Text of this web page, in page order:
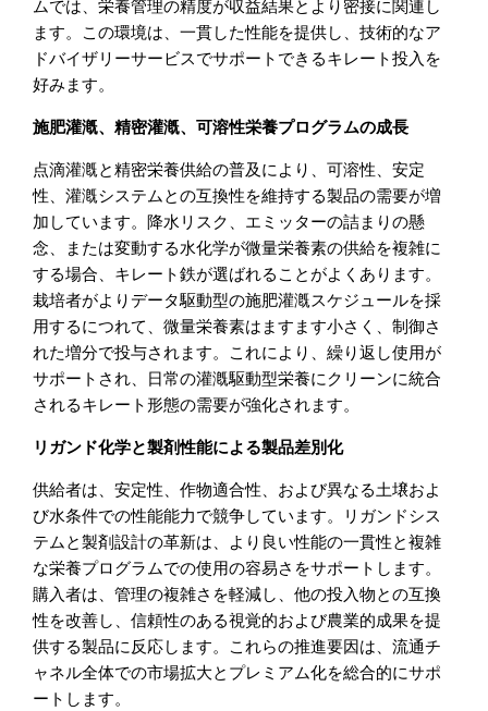
ムでは、栄養管理の精度が収益結果とより密接に関連し
ます。この環境は、一貫した性能を提供し、技術的なア
ドバイザリーサービスでサポートできるキレート投入を
好みます。
施肥灌漑、精密灌漑、可溶性栄養プログラムの成長
点滴灌漑と精密栄養供給の普及により、可溶性、安定
性、灌漑システムとの互換性を維持する製品の需要が増
加しています。降水リスク、エミッターの詰まりの懸
念、または変動する水化学が微量栄養素の供給を複雑に
する場合、キレート鉄が選ばれることがよくあります。
栽培者がよりデータ駆動型の施肥灌漑スケジュールを採
用するにつれて、微量栄養素はますます小さく、制御さ
れた増分で投与されます。これにより、繰り返し使用が
サポートされ、日常の灌漑駆動型栄養にクリーンに統合
されるキレート形態の需要が強化されます。
リガンド化学と製剤性能による製品差別化
供給者は、安定性、作物適合性、および異なる土壌およ
び水条件での性能能力で競争しています。リガンドシス
テムと製剤設計の革新は、より良い性能の一貫性と複雑
な栄養プログラムでの使用の容易さをサポートします。
購入者は、管理の複雑さを軽減し、他の投入物との互換
性を改善し、信頼性のある視覚的および農業的成果を提
供する製品に反応します。これらの推進要因は、流通チ
ャネル全体での市場拡大とプレミアム化を総合的にサポ
ートします。